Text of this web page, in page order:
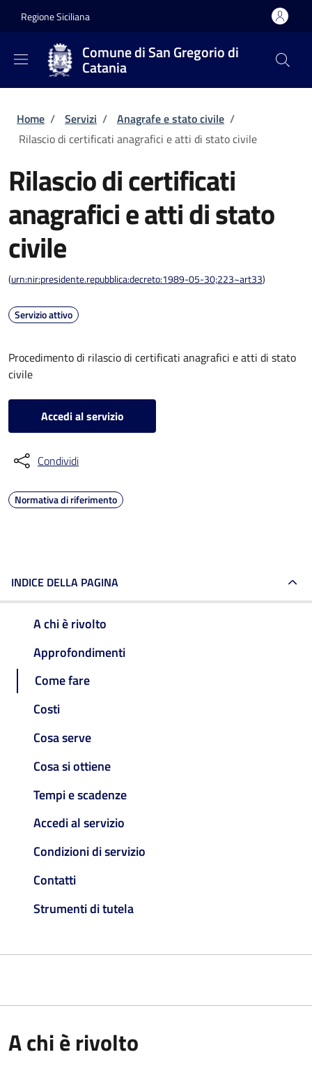
Regione Siciliana
Comune di San Gregorio di
Catania
Briciole di pane
Home / Servizi / Anagrafe e stato civile /
Rilascio di certificati anagrafici e atti di stato civile
Rilascio di certificati
anagrafici e atti di stato
civile
(urn:nir:presidente.repubblica:decreto:1989-05-30;223~art33)
Servizio attivo
Procedimento di rilascio di certificati anagrafici e atti di stato
civile
Accedi al servizio
Condividi
Normativa di riferimento
INDICE DELLA PAGINA
A chi è rivolto
Approfondimenti
Come fare
Costi
Cosa serve
Cosa si ottiene
Tempi e scadenze
Accedi al servizio
Condizioni di servizio
Contatti
Strumenti di tutela
A chi è rivolto